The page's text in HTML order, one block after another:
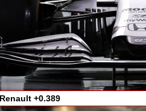
+0.389